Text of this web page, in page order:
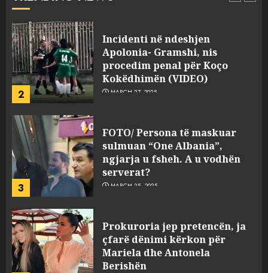
2
Incidenti në ndeshjen
Apolonia- Gramshi, nis
procedim penal për Koço
Kokëdhimën (VIDEO)
MARCH 27, 2025
3
FOTO/ Persona të maskuar
sulmuan “One Albania”,
ngjarja u fsheh. A u vodhën
serverat?
MARCH 25, 2025
Prokuroria jep pretencën, ja
çfarë dënimi kërkon për
Mariela dhe Antonela
Berishën